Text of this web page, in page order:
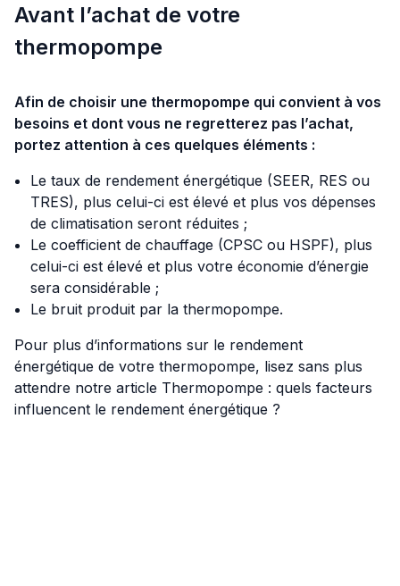
Avant l’achat de votre
thermopompe
Afin de choisir une thermopompe qui convient à vos
besoins et dont vous ne regretterez pas l’achat,
portez attention à ces quelques éléments :
Le taux de rendement énergétique (SEER, RES ou
TRES), plus celui-ci est élevé et plus vos dépenses
de climatisation seront réduites ;
Le coefficient de chauffage (CPSC ou HSPF), plus
celui-ci est élevé et plus votre économie d’énergie
sera considérable ;
Le bruit produit par la thermopompe.
Pour plus d’informations sur le rendement
énergétique de votre thermopompe, lisez sans plus
attendre notre article Thermopompe : quels facteurs
influencent le rendement énergétique ?